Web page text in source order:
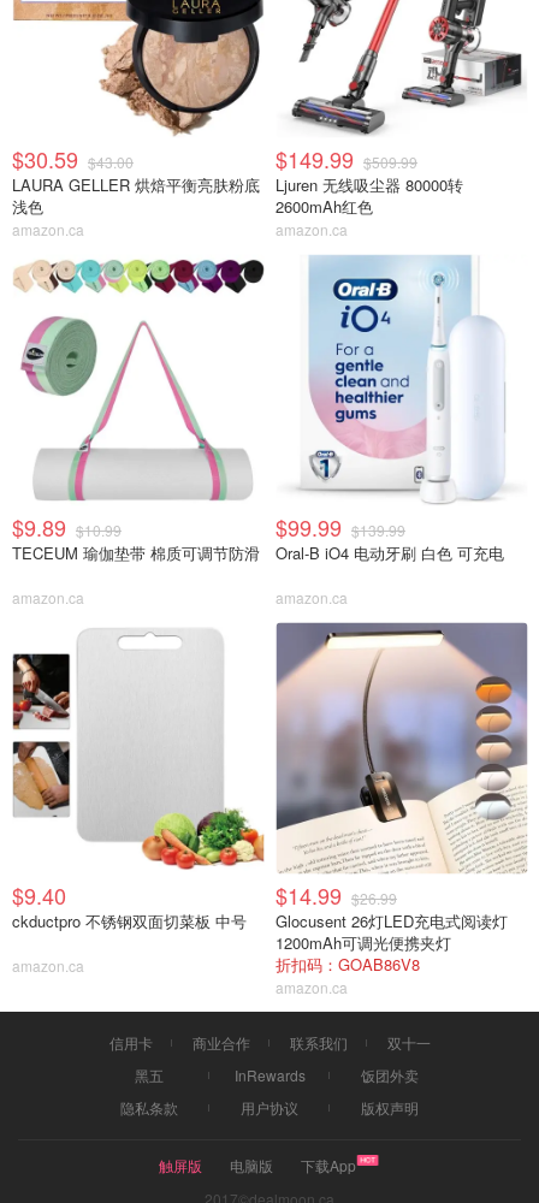
$30.59 $43.00
LAURA GELLER 烘焙平衡亮肤粉底
浅色
amazon.ca
$149.99 $509.99
Ljuren 无线吸尘器 80000转
2600mAh红色
amazon.ca
$9.89 $10.99
TECEUM 瑜伽垫带 棉质可调节防滑
amazon.ca
$99.99 $139.99
Oral-B iO4 电动牙刷 白色 可充电
amazon.ca
$9.40
ckductpro 不锈钢双面切菜板 中号
amazon.ca
$14.99 $26.99
Glocusent 26灯LED充电式阅读灯
1200mAh可调光便携夹灯
折扣码：GOAB86V8
amazon.ca
信用卡 商业合作 联系我们
双十一
黑五
InRewards
饭团外卖
隐私条款
用户协议 版权声明
触屏版 电脑版
下载App
2017©dealmoon.ca